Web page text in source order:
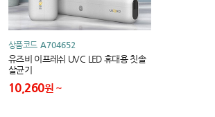
상품코드 A704652
유즈비 이프레쉬 UVC LED 휴대용 칫솔
살균기
10,260원